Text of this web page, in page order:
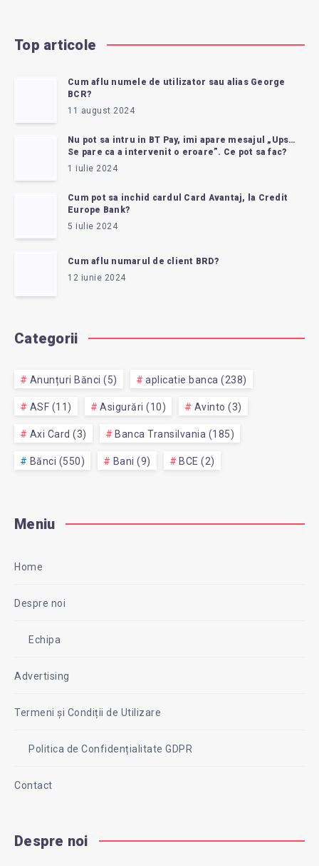
Top articole
Cum aflu numele de utilizator sau alias George
BCR?
11 august 2024
Nu pot sa intru in BT Pay, imi apare mesajul „Ups…
Se pare ca a intervenit o eroare”. Ce pot sa fac?
1 iulie 2024
Cum pot sa inchid cardul Card Avantaj, la Credit
Europe Bank?
5 iulie 2024
Cum aflu numarul de client BRD?
12 iunie 2024
Categorii
Anunțuri Bănci (5) aplicatie banca (238)
ASF (11) Asigurări (10) Avinto (3)
Axi Card (3) Banca Transilvania (185)
Bănci (550) Bani (9) BCE (2)
Meniu
Home
Despre noi
Echipa
Advertising
Termeni și Condiții de Utilizare
Politica de Confidențialitate GDPR
Contact
Despre noi